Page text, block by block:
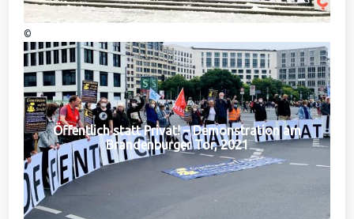
©
Öffentlich statt Privat! – Demonstration am
Brandenburger Tor, 2021